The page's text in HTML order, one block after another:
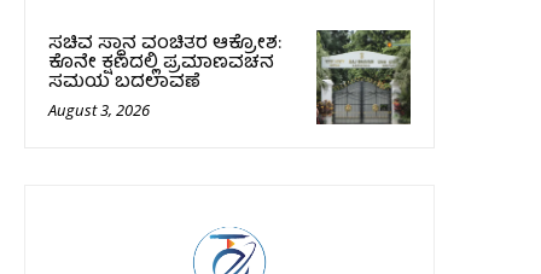
ಸಚಿವ ಸ್ಥಾನ ವಂಚಿತರ ಆಕ್ರೋಶ:
ಕೊನೇ ಕ್ಷಣದಲ್ಲಿ ಪ್ರಮಾಣವಚನ
ಸಮಯ ಬದಲಾವಣೆ
August 3, 2026